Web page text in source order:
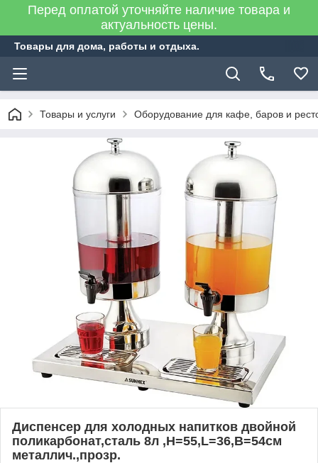
Перед оплатой уточняйте наличие товара и
актуальность цены.
Товары для дома, работы и отдыха.
Товары и услуги Оборудование для кафе, баров и
Диспенсер для холодных напитков двойной
поликарбонат,сталь 8л ,H=55,L=36,B=54см
металлич.,прозр.